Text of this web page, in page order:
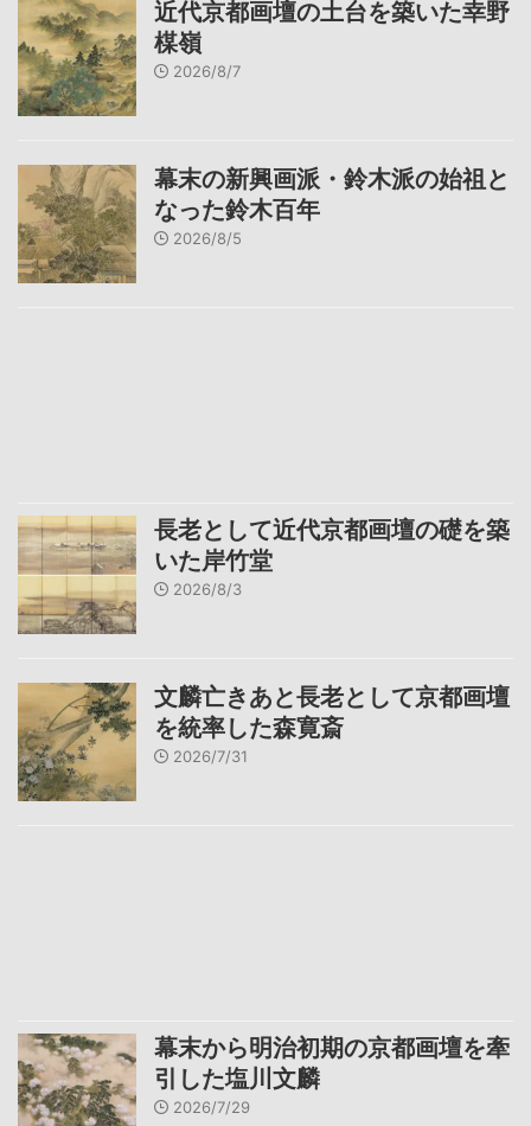
近代京都画壇の土台を築いた幸野
楳嶺
2026/8/7
幕末の新興画派・鈴木派の始祖と
なった鈴木百年
2026/8/5
長老として近代京都画壇の礎を築
いた岸竹堂
2026/8/3
文麟亡きあと長老として京都画壇
を統率した森寛斎
2026/7/31
幕末から明治初期の京都画壇を牽
引した塩川文麟
2026/7/29